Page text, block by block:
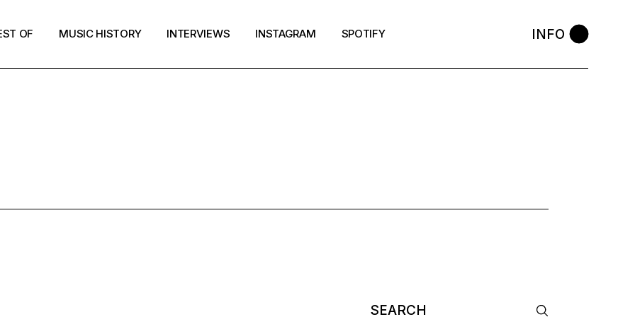
OF MUSIC HISTORY INTERVIEWS INSTAGRAM SPOTIFY INFO
Search